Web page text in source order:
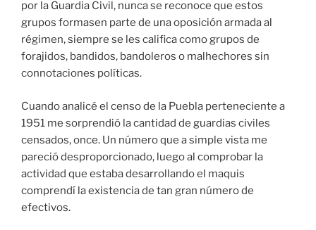
por la Guardia Civil, nunca se reconoce que estos
grupos formasen parte de una oposición armada al
régimen, siempre se les califica como grupos de
forajidos, bandidos, bandoleros o malhechores sin
connotaciones políticas.
Cuando analicé el censo de la Puebla perteneciente a
1951 me sorprendió la cantidad de guardias civiles
censados, once. Un número que a simple vista me
pareció desproporcionado, luego al comprobar la
actividad que estaba desarrollando el maquis
comprendí la existencia de tan gran número de
efectivos.